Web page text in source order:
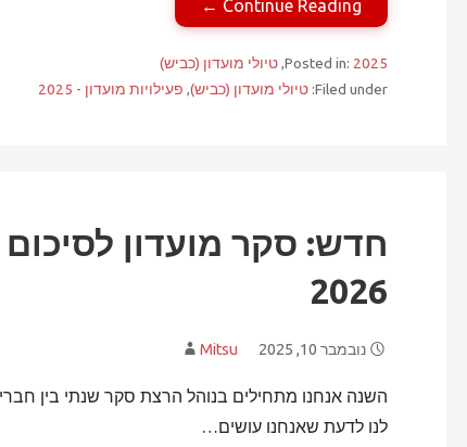
Continue Reading ←
Posted in: 2025
,טיולי מועדון (כביש)
Filed under: טיולי מועדון (כביש), פעילויות מועדון - 2025
2026
נובמבר 10, 2025 Mitsu
השנה אנחנו מתחילים בנוהל הרצת סקר שנתי בין
לנו לדעת שאנחנו עושים…